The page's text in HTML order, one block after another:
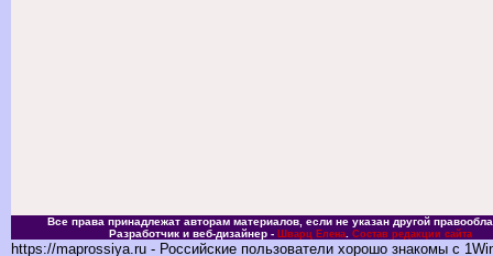
Все права принадлежат авторам материалов, если не указан другой
Разработчик и веб-дизайнер - Шварц Елена Состав редакции сайта
https://maprossiya.ru - Российские пользователи хорошо знакомы с